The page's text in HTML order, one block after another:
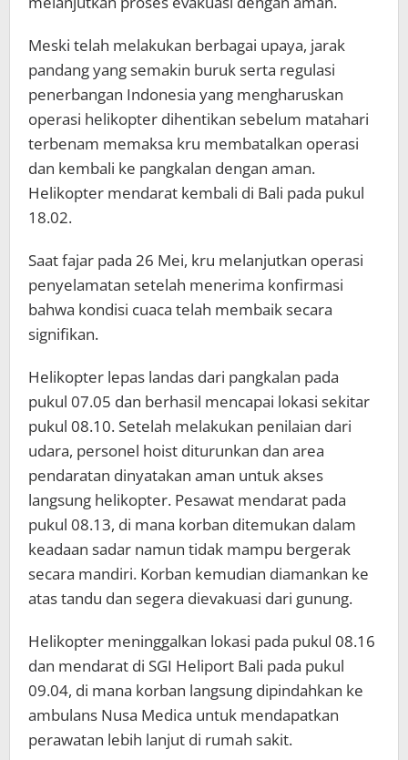
Meski telah melakukan berbagai upaya, jarak
pandang yang semakin buruk serta regulasi
penerbangan Indonesia yang mengharuskan
operasi helikopter dihentikan sebelum matahari
terbenam memaksa kru membatalkan operasi
dan kembali ke pangkalan dengan aman.
Helikopter mendarat kembali di Bali pada pukul
18.02.
Saat fajar pada 26 Mei, kru melanjutkan operasi
penyelamatan setelah menerima konfirmasi
bahwa kondisi cuaca telah membaik secara
signifikan.
Helikopter lepas landas dari pangkalan pada
pukul 07.05 dan berhasil mencapai lokasi sekitar
pukul 08.10. Setelah melakukan penilaian dari
udara, personel hoist diturunkan dan area
pendaratan dinyatakan aman untuk akses
langsung helikopter. Pesawat mendarat pada
pukul 08.13, di mana korban ditemukan dalam
keadaan sadar namun tidak mampu bergerak
secara mandiri. Korban kemudian diamankan ke
atas tandu dan segera dievakuasi dari gunung.
Helikopter meninggalkan lokasi pada pukul 08.16
dan mendarat di SGI Heliport Bali pada pukul
09.04, di mana korban langsung dipindahkan ke
ambulans Nusa Medica untuk mendapatkan
perawatan lebih lanjut di rumah sakit.